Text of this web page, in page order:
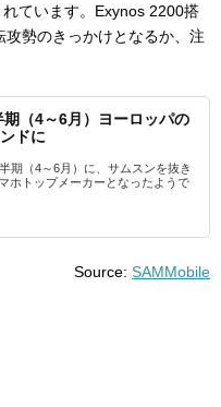
ています。Exynos 2200搭
勢のきっかけとなるか、注
（4～6月）ヨーロッパの
ドに
期（4～6月）に、サムスンを抜き
ホトップメーカーとなったようで
Source: SAMMobile